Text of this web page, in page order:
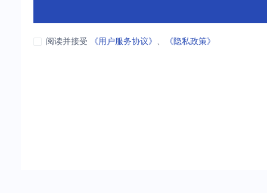
阅读并接受 《用户服务协议》 、 《隐私政策》